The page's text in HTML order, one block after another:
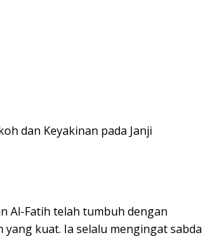
dan Keyakinan pada Janji
Al-Fatih telah tumbuh dengan
yang kuat. Ia selalu mengingat sabda